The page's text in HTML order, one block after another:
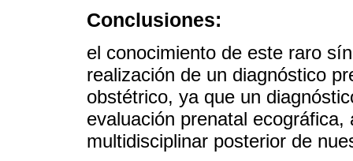
Conclusiones:
el conocimiento de este raro
realización de un diagnóstico
obstétrico, ya que un
evaluación prenatal
multidisciplinar posterior de